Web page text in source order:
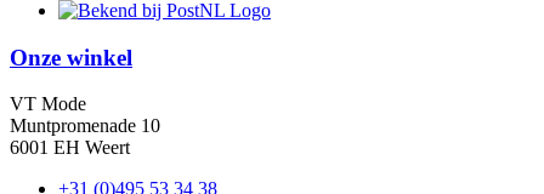
Onze winkel
VT Mode
Muntpromenade 10
6001 EH Weert
+31 (0)495 53 34 38